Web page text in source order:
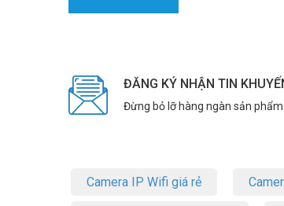
ĐĂNG KÝ NHẬN TIN
Đừng bỏ lỡ hàng ngàn sản
Camera IP Wifi giá rẻ